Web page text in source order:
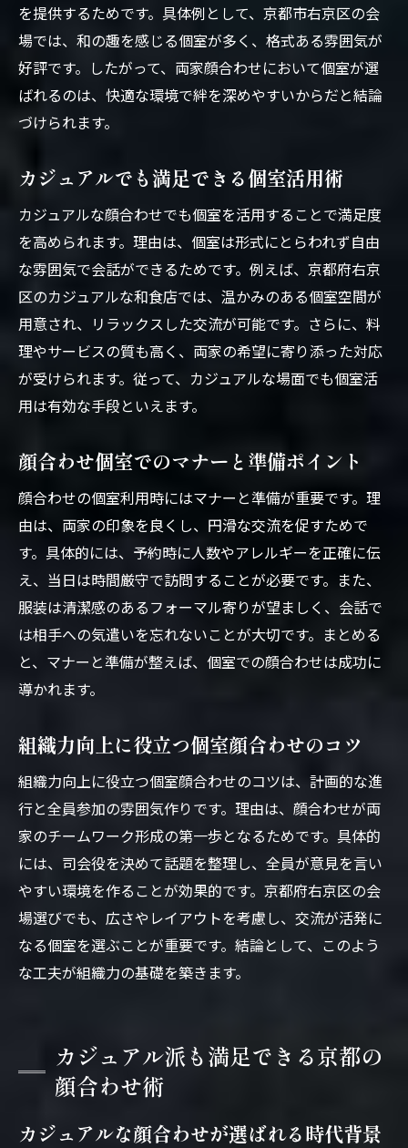
を提供するためです。具体例として、京都市右京区の会
場では、和の趣を感じる個室が多く、格式ある雰囲気が
好評です。したがって、両家顔合わせにおいて個室が選
ばれるのは、快適な環境で絆を深めやすいからだと結論
づけられます。
カジュアルでも満足できる個室活用術
カジュアルな顔合わせでも個室を活用することで満足度
を高められます。理由は、個室は形式にとらわれず自由
な雰囲気で会話ができるためです。例えば、京都府右京
区のカジュアルな和食店では、温かみのある個室空間が
用意され、リラックスした交流が可能です。さらに、料
理やサービスの質も高く、両家の希望に寄り添った対応
が受けられます。従って、カジュアルな場面でも個室活
用は有効な手段といえます。
顔合わせ個室でのマナーと準備ポイント
顔合わせの個室利用時にはマナーと準備が重要です。理
由は、両家の印象を良くし、円滑な交流を促すためで
す。具体的には、予約時に人数やアレルギーを正確に伝
え、当日は時間厳守で訪問することが必要です。また、
服装は清潔感のあるフォーマル寄りが望ましく、会話で
は相手への気遣いを忘れないことが大切です。まとめる
と、マナーと準備が整えば、個室での顔合わせは成功に
導かれます。
組織力向上に役立つ個室顔合わせのコツ
組織力向上に役立つ個室顔合わせのコツは、計画的な進
行と全員参加の雰囲気作りです。理由は、顔合わせが両
家のチームワーク形成の第一歩となるためです。具体的
には、司会役を決めて話題を整理し、全員が意見を言い
やすい環境を作ることが効果的です。京都府右京区の会
場選びでも、広さやレイアウトを考慮し、交流が活発に
なる個室を選ぶことが重要です。結論として、このよう
な工夫が組織力の基礎を築きます。
カジュアル派も満足できる京都の
顔合わせ術
カジュアルな顔合わせが選ばれる時代背景